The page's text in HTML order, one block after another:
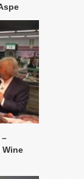
–
Wine